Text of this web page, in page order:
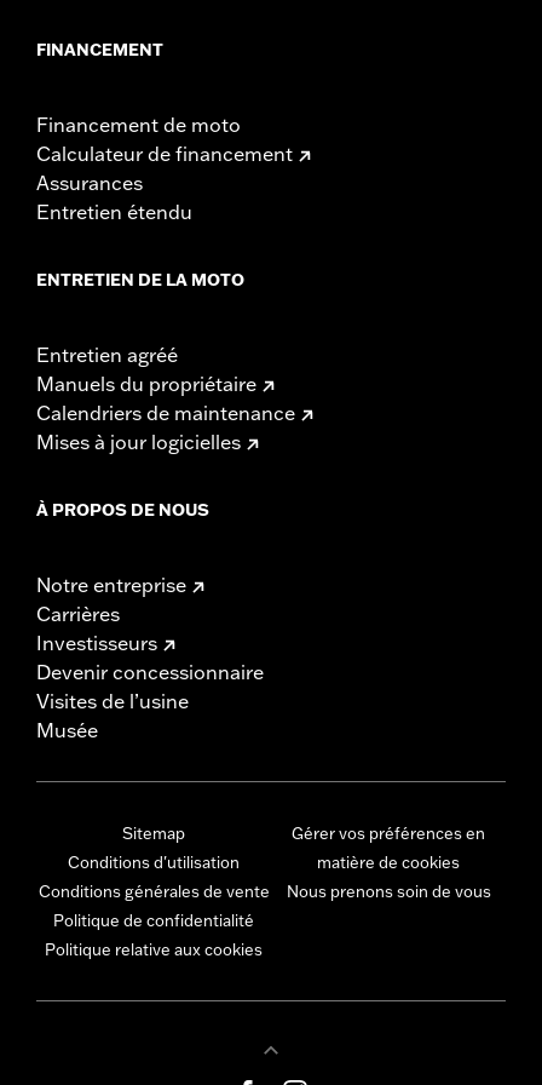
FINANCEMENT
Financement de moto
Calculateur de financement
Assurances
Entretien étendu
ENTRETIEN DE LA MOTO
Entretien agréé
Manuels du propriétaire
Calendriers de maintenance
Mises à jour logicielles
À PROPOS DE NOUS
Notre entreprise
Carrières
Investisseurs
Devenir concessionnaire
Visites de l’usine
Musée
Sitemap
Conditions d'utilisation
Conditions générales de vente
Politique de confidentialité
Politique relative aux cookies
Gérer vos préférences en
matière de cookies
Nous prenons soin de vous